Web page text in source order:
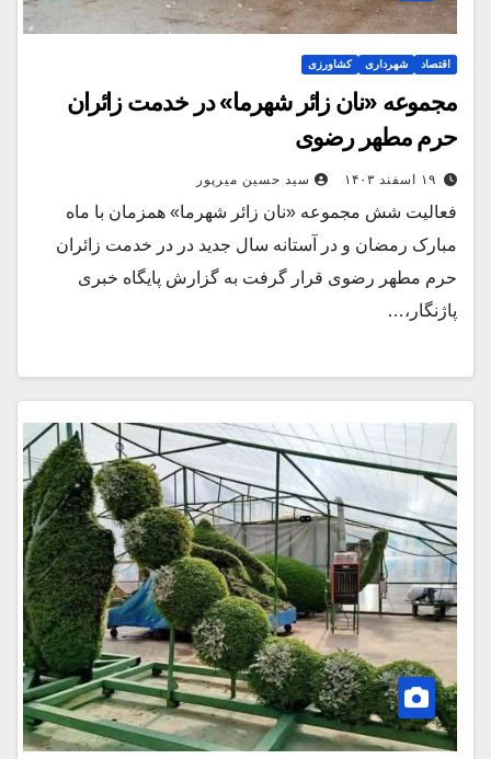
اقتصاد شهرداری کشاورزی
مجموعه «نان زائر شهرما» در خدمت زائران
حرم مطهر رضوی
۱۹ اسفند ۱۴۰۳ سید حسین میرپور
فعالیت شش مجموعه «نان زائر شهرما» همزمان با ماه
مبارک رمضان و در آستانه سال جدید در در خدمت زائران
حرم مطهر رضوی قرار گرفت به گزارش پایگاه خبری
پاژنگار،…